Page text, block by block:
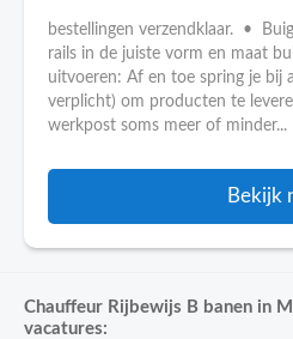
bestellingen verzendklaar. •
rails in de juiste vorm en maat
uitvoeren: Af en toe spring je bij
verplicht) om producten te
werkpost soms meer of minder...
Bekijk
Chauffeur Rijbewijs B banen in
vacatures: